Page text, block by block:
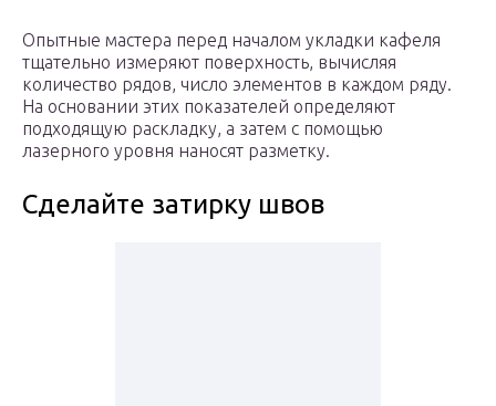
Опытные мастера перед началом укладки кафеля
тщательно измеряют поверхность, вычисляя
количество рядов, число элементов в каждом ряду.
На основании этих показателей определяют
подходящую раскладку, а затем с помощью
лазерного уровня наносят разметку.
Сделайте затирку швов